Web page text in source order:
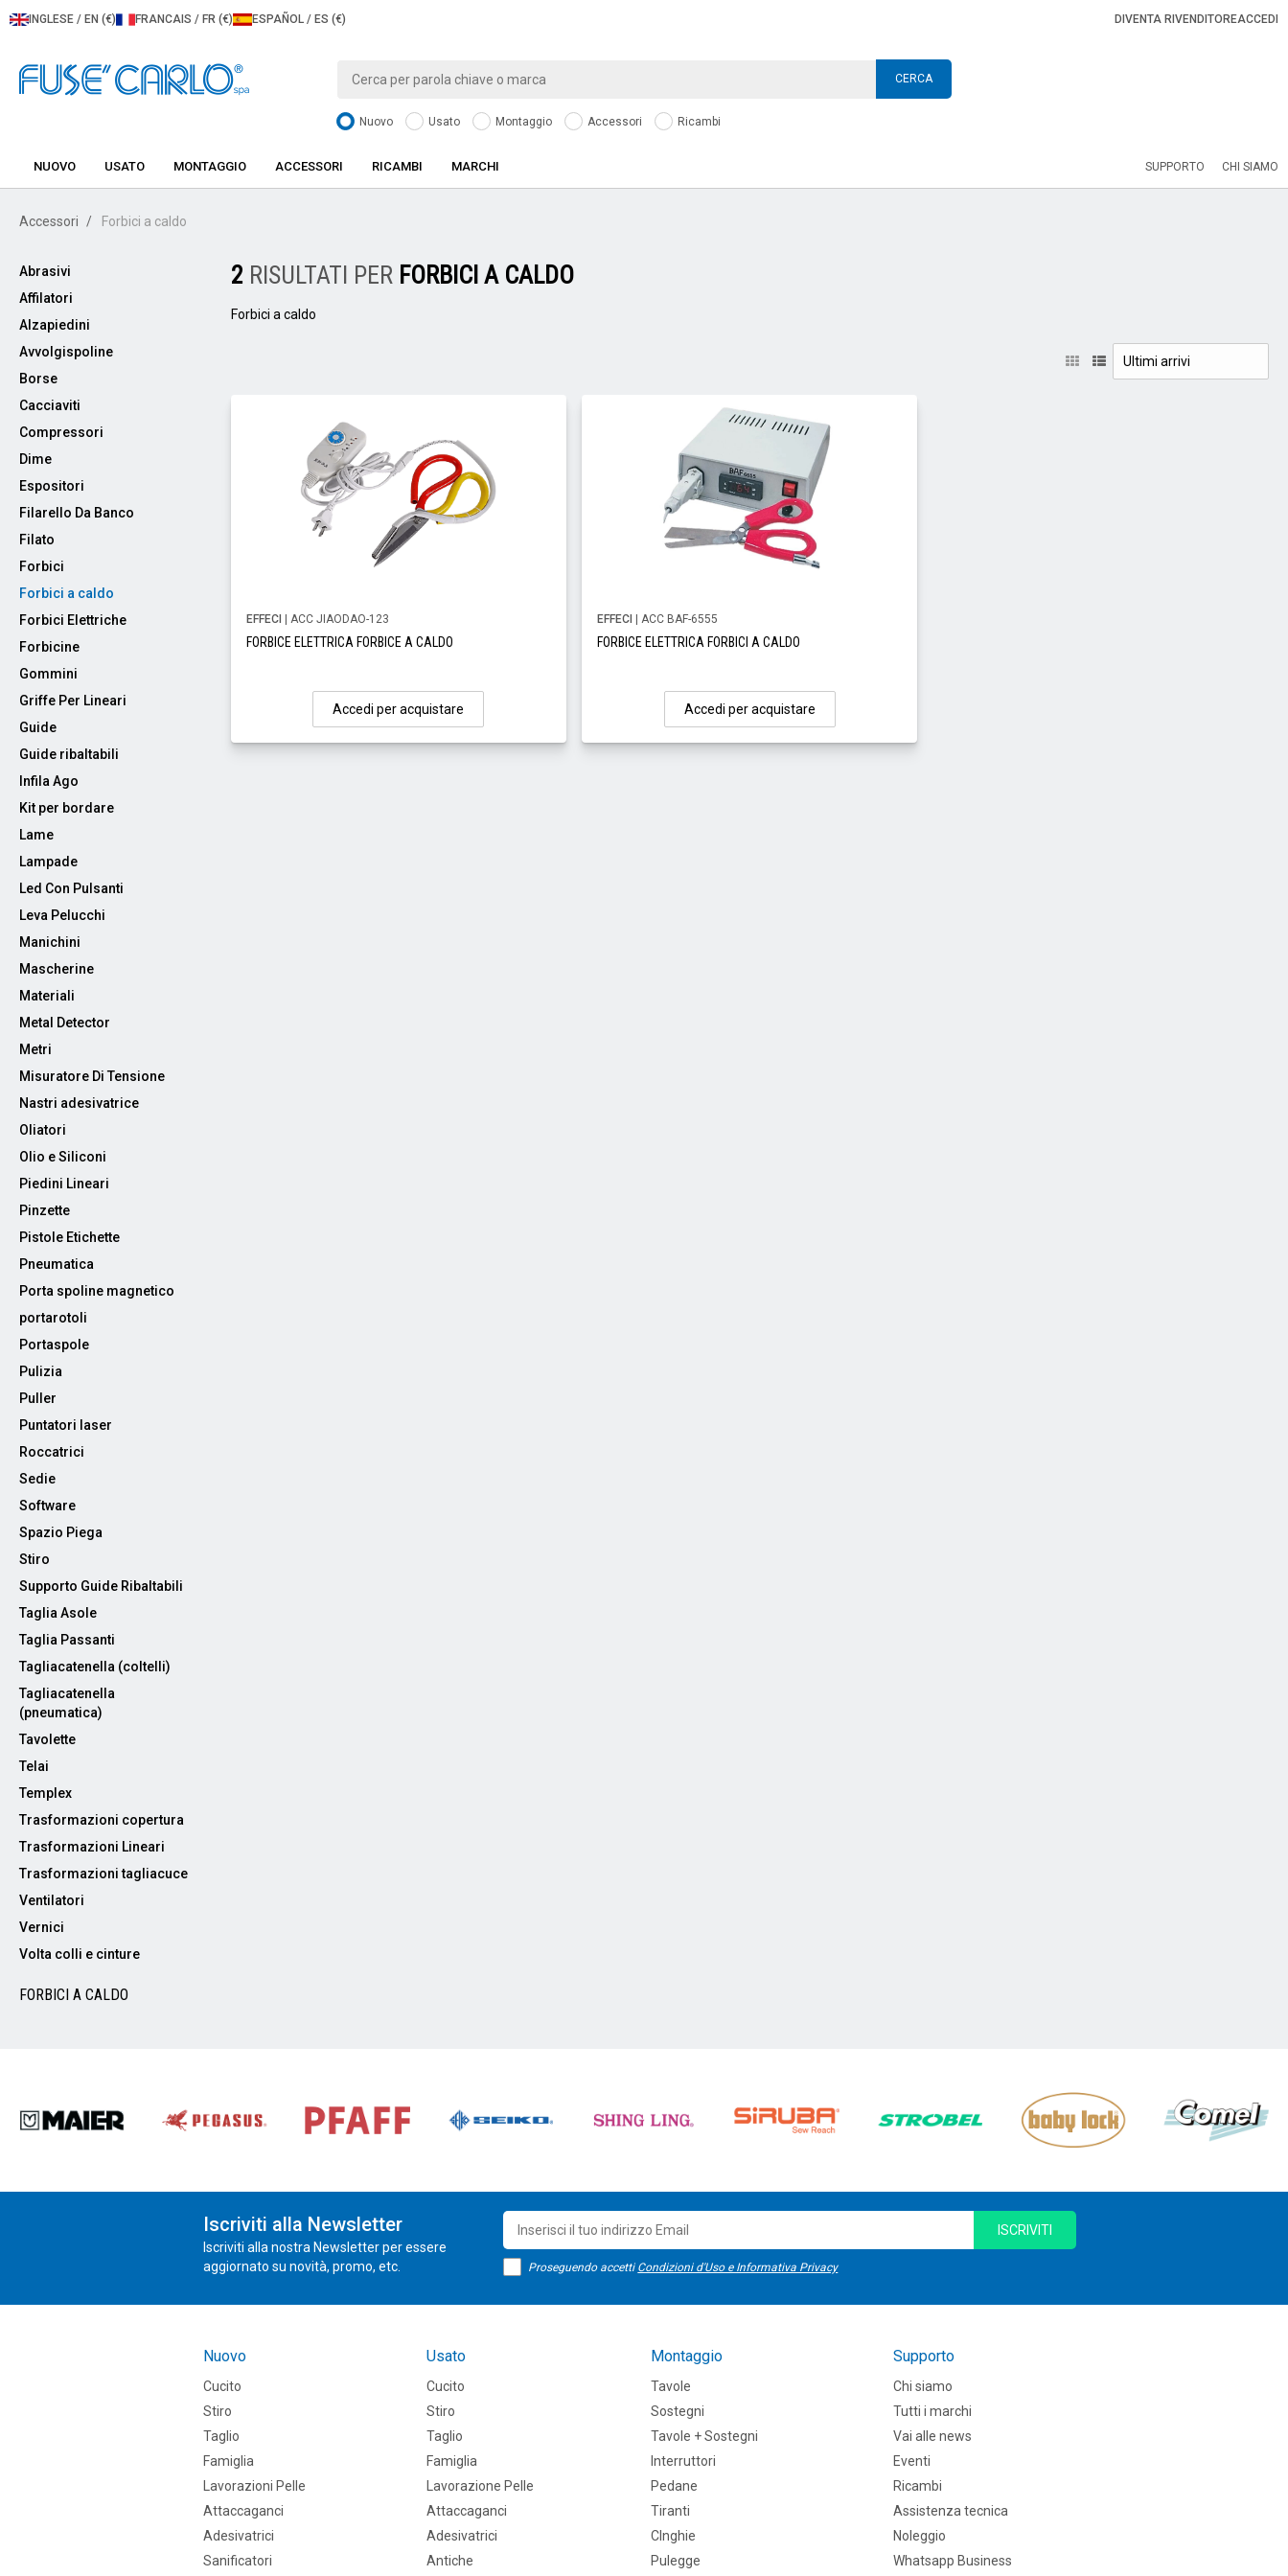
INGLESE / EN (€) FRANCAIS / FR (€) ESPAÑOL / ES (€) DIVENTA RIVENDITOREACCEDI
CERCA
Nuovo Usato Montaggio Accessori Ricambi
NUOVO USATO MONTAGGIO ACCESSORI RICAMBI MARCHI SUPPORTO CHI SIAMO
Accessori Forbici a caldo
Abrasivi
Affilatori
Alzapiedini
Avvolgispoline
Borse
Cacciaviti
Compressori
Dime
Espositori
Filarello Da Banco
Filato
Forbici
Forbici a caldo
Forbici Elettriche
Forbicine
Gommini
Griffe Per Lineari
Guide
Guide ribaltabili
Infila Ago
Kit per bordare
Lame
Lampade
Led Con Pulsanti
Leva Pelucchi
Manichini
Mascherine
Materiali
Metal Detector
Metri
Misuratore Di Tensione
Nastri adesivatrice
Oliatori
Olio e Siliconi
Piedini Lineari
Pinzette
Pistole Etichette
Pneumatica
Porta spoline magnetico
portarotoli
Portaspole
Pulizia
Puller
Puntatori laser
Roccatrici
Sedie
Software
Spazio Piega
Stiro
Supporto Guide Ribaltabili
Taglia Asole
Taglia Passanti
Tagliacatenella (coltelli)
Tagliacatenella
(pneumatica)
Tavolette
Telai
Templex
Trasformazioni copertura
Trasformazioni Lineari
Trasformazioni tagliacuce
Ventilatori
Vernici
Volta colli e cinture
FORBICI A CALDO
2 RISULTATI PER FORBICI A CALDO
Forbici a caldo
EFFECI | ACC JIAODAO-123
FORBICE ELETTRICA FORBICE A CALDO
Accedi per acquistare
EFFECI | ACC BAF-6555
FORBICE ELETTRICA FORBICI A CALDO
Accedi per acquistare
Iscriviti alla Newsletter
Iscriviti alla nostra Newsletter per essere
aggiornato su novità, promo, etc.
Proseguendo accetti Condizioni d'Uso e Informativa Privacy
ISCRIVITI
Nuovo
Cucito
Stiro
Taglio
Famiglia
Lavorazioni Pelle
Attaccaganci
Adesivatrici
Sanificatori
Usato
Cucito
Stiro
Taglio
Famiglia
Lavorazione Pelle
Attaccaganci
Adesivatrici
Antiche
Montaggio
Tavole
Sostegni
Tavole + Sostegni
Interruttori
Pedane
Tiranti
CInghie
Pulegge
Supporto
Chi siamo
Tutti i marchi
Vai alle news
Eventi
Ricambi
Assistenza tecnica
Noleggio
Whatsapp Business